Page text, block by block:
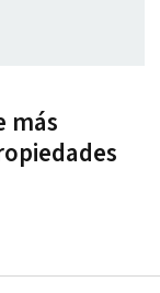
más